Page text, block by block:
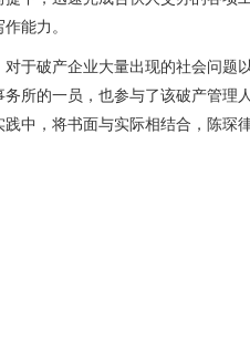
能力。
破产企业大量出现的社会问题
所的一员，也参与了该破产管理
中，将书面与实际相结合，陈琛